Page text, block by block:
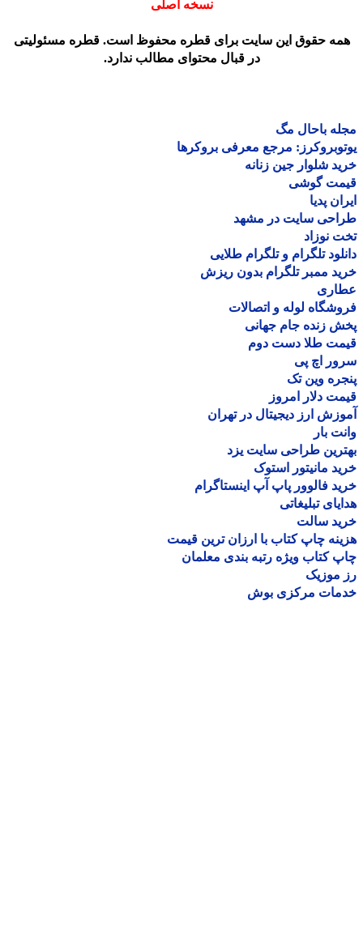
نسخه اصلی
حقوق این سایت برای قطره محفوظ است. قطره مسئولیتی
در قبال محتوای مطالب ندارد.
باحال مگ
مرجع معرفی بروکرها
شلوار جین زنانه
گوشی
پدیا
سایت در مشهد
نوزاد
تلگرام و تلگرام طلایی
ممبر تلگرام بدون ریزش
لوله و اتصالات
زنده جام جهانی
طلا دست دوم
اچ پی
وین تک
دلار امروز
ارز دیجیتال در تهران
بار
طراحی سایت یزد
مانیتور استوک
فالوور پاپ آپ اینستاگرام
تبلیغاتی
سالت
چاپ کتاب با ارزان ترین قیمت
کتاب ویژه رتبه بندی معلمان
موزیک
مرکزی بوش